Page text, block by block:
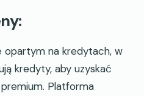
opartym na kredytach, w
kredyty, aby uzyskać
Platforma